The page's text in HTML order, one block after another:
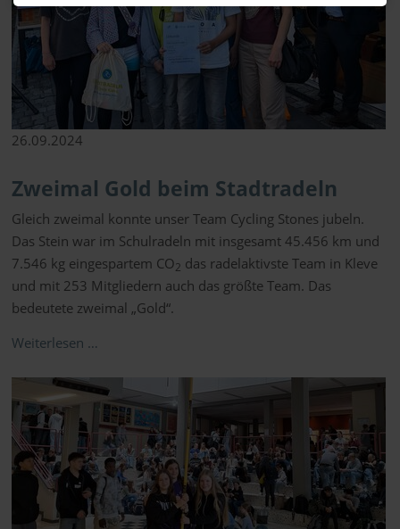
26.09.2024
Zweimal Gold beim Stadtradeln
Gleich zweimal konnte unser Team Cycling Stones jubeln.
Das Stein war im Schulradeln mit insgesamt 45.456 km und
7.546 kg eingespartem CO2 das radelaktivste Team in Kleve
und mit 253 Mitgliedern auch das größte Team. Das
bedeutete zweimal „Gold“.
Weiterlesen …